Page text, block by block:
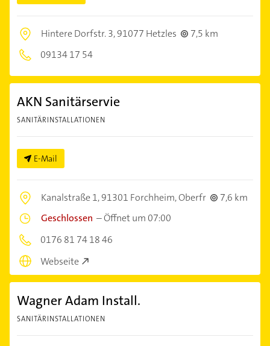
Hintere Dorfstr. 3,91077 Hetzles
7,5 km
09134 17 54
AKN Sanitärservie
SANITÄRINSTALLATIONEN
E-Mail
Kanalstraße 1,91301 Forchheim, Oberfr
7,6 km
Geschlossen –Öffnet um 07:00
0176 81 74 18 46
Webseite
Wagner Adam Install.
SANITÄRINSTALLATIONEN